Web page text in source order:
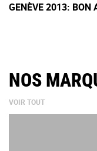
GENÈVE 2013: BON
NOS
VOIR TOUT